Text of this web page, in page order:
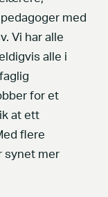
med
Vi har alle
alle i
for et
at ett
flere
synet mer